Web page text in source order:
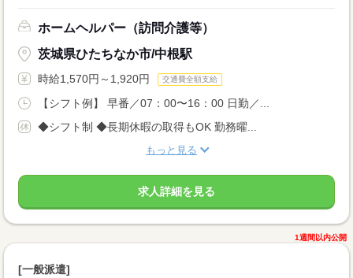
ホームヘルパー（訪問介護等）
茨城県ひたちなか市/中根駅
時給1,570円～1,920円 交通費全額支給
【シフト例】 早番／07：00〜16：00 日勤／...
◆シフト制 ◆長期休暇の取得もOK 勤務曜...
もっと見る
求人詳細を見る
1週間以内公開
[一般派遣]